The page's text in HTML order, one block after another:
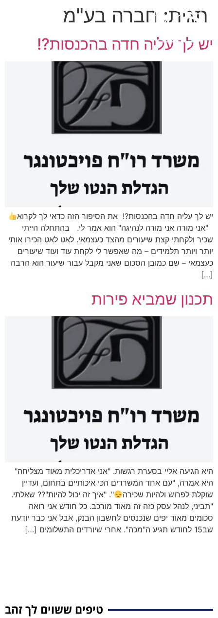
תגית: חברה בע"מ
יש לך עליה חדה בהכנסות?!
יש לך עליה חדה בהכנסות?! את הסיפור הזה כדאי לך לקרוא
"אני מורה אני מורה לנהיגה" הוא אמר לי. בהתחלה הייתי
שכיר ולקחתי קצת שיעורים מהצד כעצמאי. לאט לאט הכירו אותי
יותר ויותר תלמידים – מה שאפשר לי לקחת עוד ועוד שיעורים
כעצמאי – שם כמובן הסכום שאני מקבל עבור שיעור הוא הרבה
[…]
תכנון שמביא פירות
היא הגיעה אליי בסערת רגשות. "אני אדריכלית מאוד מצליחה"
היא אמרה, "עם אחד המשרדים הכי איכותיים בתחום, ועדיין
שוקלת לפרוש ולהיות שכירה
". "איך זה יכול להיות"?? שאלתי.
"תביני, לנהל עסק כזה זה מאוד מורכב. כל חודש אני רואה
סכומים מאוד יפים שנכנסים לחשבון הבנק, אבל אני כבר יודעת
שב15 לחודש תגיע ה"מכה". אחרי שיורדים התשלומים […]
טיפים ששוים לך זהב